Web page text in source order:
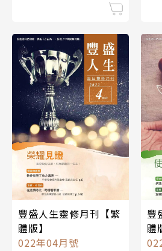
豐盛人生靈修月刊【繁
體版】
022年04月號
豐
體